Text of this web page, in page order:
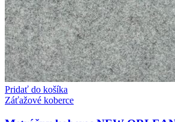
Pridať do košíka
Záťažové koberce